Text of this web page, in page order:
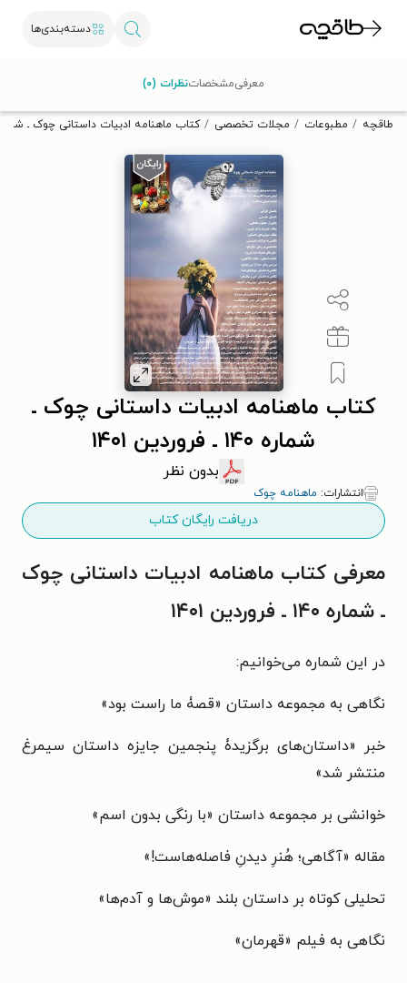
دسته‌بندی‌ها
تخفیف از طاقچه دریافت کن.
طاقچه مطبوعات مجلات تخصصی کتاب ماهنامه ادبیات داستانی چوک ـ شماره ۱۴۰ ـ فروردین
کتاب ماهنامه ادبیات داستانی چوک ـ
شماره ۱۴۰ ـ فروردین ۱۴۰۱
بدون نظر
انتشارات: ماهنامه چوک
دریافت رایگان کتاب
معرفیمشخصاتنظرات (۰)
معرفی کتاب ماهنامه ادبیات داستانی چوک
ـ شماره ۱۴۰ ـ فروردین ۱۴۰۱
در این شماره می‌خوانیم:
نگاهی به مجموعه داستان «قصۀ ما راست بود»
خبر «داستان‌های برگزیدۀ پنجمین جایزه داستان سیمرغ
منتشر شد»
خوانشی بر مجموعه داستان «با رنگی بدون اسم»
مقاله «آگاهی؛ هُنرِ دیدنِ فاصله‌هاست!»
تحلیلی کوتاه بر داستان بلند «موش‌ها و آدم‌ها»
نگاهی به فیلم «قهرمان»